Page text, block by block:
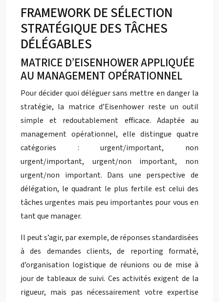
FRAMEWORK DE SÉLECTION
STRATÉGIQUE DES TÂCHES
DÉLÉGABLES
MATRICE D’EISENHOWER APPLIQUÉE
AU MANAGEMENT OPÉRATIONNEL
Pour décider quoi déléguer sans mettre en danger la
stratégie, la matrice d’Eisenhower reste un outil
simple et redoutablement efficace. Adaptée au
management opérationnel, elle distingue quatre
catégories : urgent/important, non
urgent/important, urgent/non important, non
urgent/non important. Dans une perspective de
délégation, le quadrant le plus fertile est celui des
tâches urgentes mais peu importantes pour vous en
tant que manager.
Il peut s’agir, par exemple, de réponses standardisées
à des demandes clients, de reporting formaté,
d’organisation logistique de réunions ou de mise à
jour de tableaux de suivi. Ces activités exigent de la
rigueur, mais pas nécessairement votre expertise